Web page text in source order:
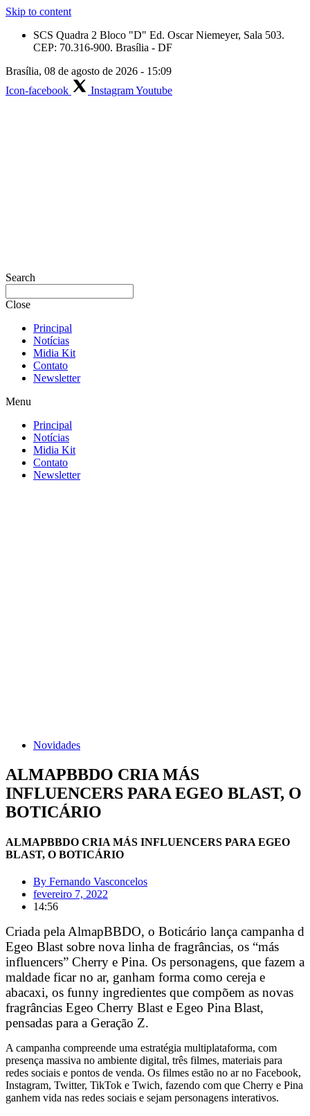
Skip to content
SCS Quadra 2 Bloco "D" Ed. Oscar Niemeyer, Sala 503.
CEP: 70.316-900. Brasília - DF
Brasília, 08 de agosto de 2026 - 15:09
Icon-facebook
InstagramYoutube
Search
Close
Principal
Notícias
Midia Kit
Contato
Newsletter
Menu
Principal
Notícias
Midia Kit
Contato
Newsletter
Novidades
ALMAPBBDO CRIA MÁS
INFLUENCERS PARA EGEO BLAST, O
BOTICÁRIO
ALMAPBBDO CRIA MÁS INFLUENCERS PARA EGEO
BLAST, O BOTICÁRIO
By Fernando Vasconcelos
fevereiro 7, 2022
14:56
Criada pela AlmapBBDO, o Boticário lança campanha d
Egeo Blast sobre nova linha de fragrâncias, os “más
influencers” Cherry e Pina. Os personagens, que fazem a
maldade ficar no ar, ganham forma como cereja e
abacaxi, os funny ingredientes que compõem as novas
fragrâncias Egeo Cherry Blast e Egeo Pina Blast,
pensadas para a Geração Z.
A campanha compreende uma estratégia multiplataforma, com
presença massiva no ambiente digital, três filmes, materiais para
redes sociais e pontos de venda. Os filmes estão no ar no Facebook,
Instagram, Twitter, TikTok e Twich, fazendo com que Cherry e Pina
ganhem vida nas redes sociais e sejam personagens interativos.